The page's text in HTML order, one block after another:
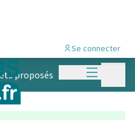
Menu
Se connecter
proposés